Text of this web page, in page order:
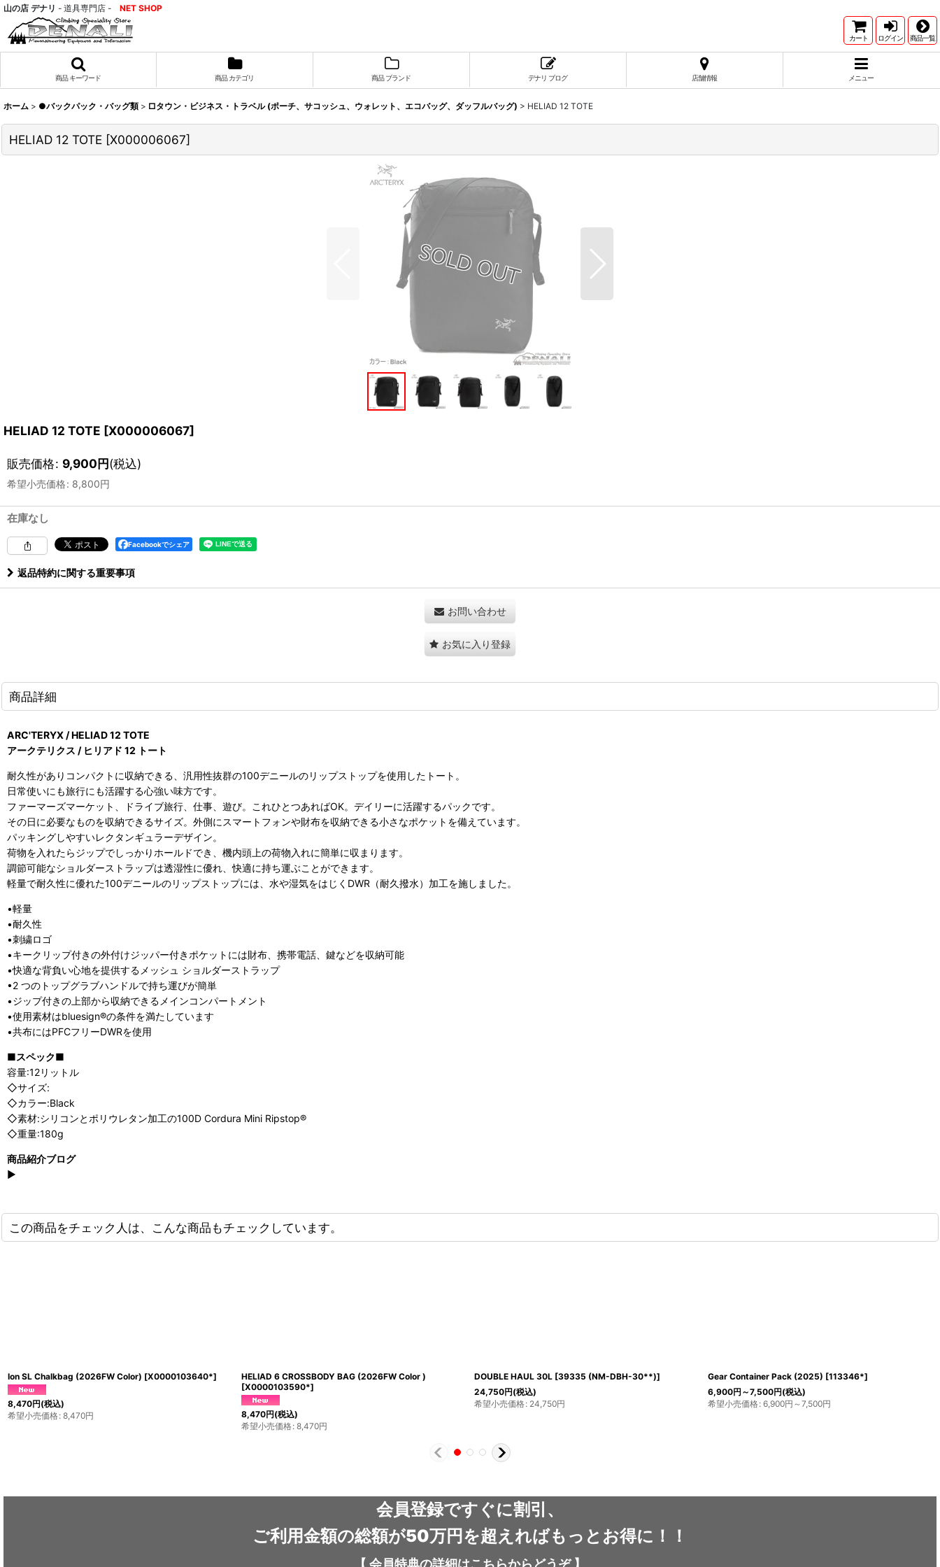
山の店 デナリ - 道具専門店 - NET SHOP
カート ログイン 商品一覧
商品 キーワード 商品 カテゴリ 商品 ブランド デナリ ブログ 店舗情報 メニュー
ホーム > ●バックパック・バッグ類 > □タウン・ビジネス・トラベル (ポーチ、サコッシュ、ウォレット、エコバッグ、ダッフルバッグ) > HELIAD 12 TOTE
HELIAD 12 TOTE [X000006067]
HELIAD 12 TOTE [X000006067]
販売価格: 9,900円(税込)
希望小売価格: 8,800円
在庫なし
Facebookでシェア
返品特約に関する重要事項
お問い合わせ
お気に入り登録
商品詳細
ARC'TERYX / HELIAD 12 TOTE
アークテリクス / ヒリアド 12 トート
耐久性がありコンパクトに収納できる、汎用性抜群の100デニールのリップストップを使用したトート。
日常使いにも旅行にも活躍する心強い味方です。
ファーマーズマーケット、ドライブ旅行、仕事、遊び。これひとつあればOK。デイリーに活躍するパックです。
その日に必要なものを収納できるサイズ。外側にスマートフォンや財布を収納できる小さなポケットを備えています。
パッキングしやすいレクタンギュラーデザイン。
荷物を入れたらジップでしっかりホールドでき、機内頭上の荷物入れに簡単に収まります。
調節可能なショルダーストラップは透湿性に優れ、快適に持ち運ぶことができます。
軽量で耐久性に優れた100デニールのリップストップには、水や湿気をはじくDWR（耐久撥水）加工を施しました。
•軽量
•耐久性
•刺繍ロゴ
•キークリップ付きの外付けジッパー付きポケットには財布、携帯電話、鍵などを収納可能
•快適な背負い心地を提供するメッシュ ショルダーストラップ
•2 つのトップグラブハンドルで持ち運びが簡単
•ジップ付きの上部から収納できるメインコンパートメント
•使用素材はbluesign®の条件を満たしています
•共布にはPFCフリーDWRを使用
■スペック■
容量:12リットル
◇サイズ:
◇カラー:Black
◇素材:シリコンとポリウレタン加工の100D Cordura Mini Ripstop®
◇重量:180g
商品紹介ブログ
▶
この商品をチェック人は、こんな商品もチェックしています。
Gear Container Pack (2025) [113346*]
6,900
希望小売価格
Fjörm 18L [KM-10557 ]
28,600
希望小売価格
U.L. Tote [1133338]
3,900円(税込)
希望小売価格: 3,900
Duffel Pro Roller 90 [D3500026]
33,000円(税込)
希望小売価格: 33,000円
会員登録ですぐに割引、
ご利用金額の総額が50万円を超えればもっとお得に！！